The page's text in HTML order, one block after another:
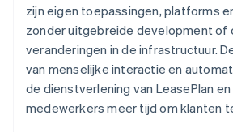
zijn eigen toepassingen, platforms
zonder uitgebreide development of
veranderingen in de infrastructuur.
van menselijke interactie en
de dienstverlening van LeasePlan
medewerkers meer tijd om klanten